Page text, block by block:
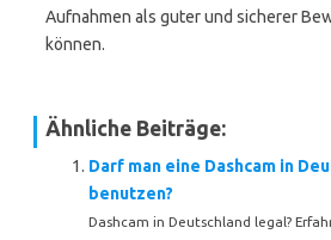
Aufnahmen als guter und sicherer
können.
Ähnliche Beiträge:
Darf man eine Dashcam in
benutzen?
Dashcam in Deutschland legal?